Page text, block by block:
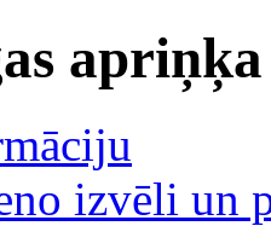
izvēli un